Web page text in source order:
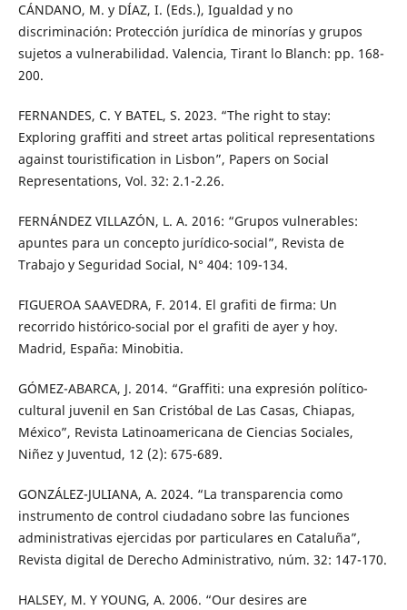
CÁNDANO, M. y DÍAZ, I. (Eds.), Igualdad y no
discriminación: Protección jurídica de minorías y grupos
sujetos a vulnerabilidad. Valencia, Tirant lo Blanch: pp. 168-
200.
FERNANDES, C. Y BATEL, S. 2023. “The right to stay:
Exploring graffiti and street artas political representations
against touristification in Lisbon”, Papers on Social
Representations, Vol. 32: 2.1-2.26.
FERNÁNDEZ VILLAZÓN, L. A. 2016: “Grupos vulnerables:
apuntes para un concepto jurídico-social”, Revista de
Trabajo y Seguridad Social, N° 404: 109-134.
FIGUEROA SAAVEDRA, F. 2014. El grafiti de firma: Un
recorrido histórico-social por el grafiti de ayer y hoy.
Madrid, España: Minobitia.
GÓMEZ-ABARCA, J. 2014. “Graffiti: una expresión político-
cultural juvenil en San Cristóbal de Las Casas, Chiapas,
México”, Revista Latinoamericana de Ciencias Sociales,
Niñez y Juventud, 12 (2): 675-689.
GONZÁLEZ-JULIANA, A. 2024. “La transparencia como
instrumento de control ciudadano sobre las funciones
administrativas ejercidas por particulares en Cataluña”,
Revista digital de Derecho Administrativo, núm. 32: 147-170.
HALSEY, M. Y YOUNG, A. 2006. “Our desires are